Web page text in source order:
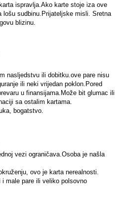
ispravlja.Ako karte stoje iza ove
lošu sudbinu.Prijateljske misli. Sretna
blizinu.
nasljedstvu ili dobitku.ove pare nisu
ili neki vrijedan poklon.Pored
u finansijama.Može bit glumac ili
sa ostalim kartama.
bogatstvo.
vezi ograničava.Osoba je našla
ovo je karta nerealnosti.
male pare ili veliko polsovno